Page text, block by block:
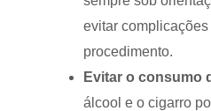
evitar
procedimento.
Evitar o consumo
álcool e o cigarro